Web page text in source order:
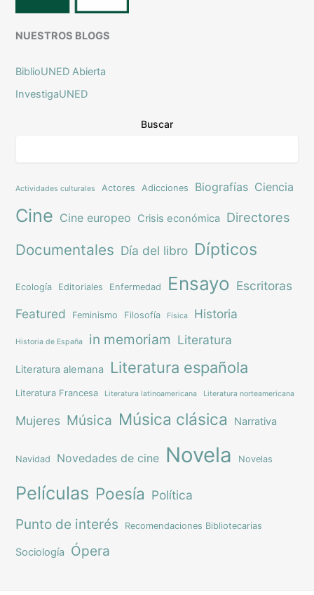
NUESTROS BLOGS
BiblioUNED Abierta
InvestigaUNED
Buscar
Actividades culturales Actores Adicciones Biografías Ciencia
Cine Cine europeo Crisis económica Directores
Documentales Día del libro Dípticos
Ecología Editoriales Enfermedad Ensayo Escritoras
Featured
Feminismo Filosofía Física Historia
Historia de España in memoriam Literatura
Literatura alemana Literatura española
Literatura Francesa Literatura latinoamericana Literatura norteamericana
Mujeres Música Música clásica Narrativa
Navidad Novedades de cine Novela Novelas
Películas Poesía Política
Punto de interés Recomendaciones Bibliotecarias
Sociología Ópera